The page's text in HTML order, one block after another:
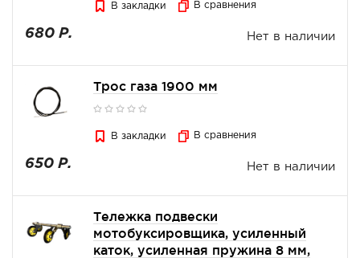
В закладки В сравнения
680 Р. Нет в наличии
Трос газа 1900 мм
В закладки В сравнения
650 Р. Нет в наличии
Тележка подвески
мотобуксировщика, усиленный
каток, усиленная пружина 8 мм,